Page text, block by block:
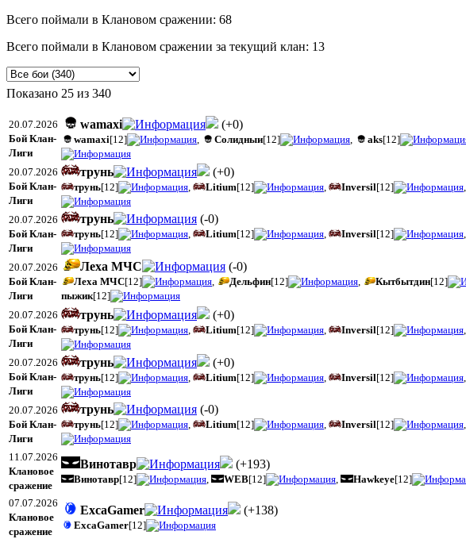
Всего поймали в Клановом сражении: 68
Всего поймали в Клановом сражении за текущий клан: 13
Показано 25 из 340
20.07.2026
Бой Клан-
Лиги
wamaxi (+0)
wamaxi[12] Солидныи[12] aks[12]
20.07.2026
Бой Клан-
Лиги
трунь (+0)
трунь[12] Litium[12] Inversil[12]
20.07.2026
Бой Клан-
Лиги
трунь (-0)
трунь[12] Litium[12] Inversil[12]
20.07.2026
Бой Клан-
Лиги
Леха МЧС (-0)
Леха МЧС[12] Дельфин[12] Кытбытдин[12]
пыжик[12]
20.07.2026
Бой Клан-
Лиги
трунь (+0)
трунь[12] Litium[12] Inversil[12]
20.07.2026
Бой Клан-
Лиги
трунь (+0)
трунь[12] Litium[12] Inversil[12]
20.07.2026
Бой Клан-
Лиги
трунь (-0)
трунь[12] Litium[12] Inversil[12]
11.07.2026
Клановое
сражение
Винотавр (+193)
Винотавр[12] WEB[12] Hawkeye[12]
07.07.2026
Клановое
сражение
ExcaGamer (+138)
ExcaGamer[12]